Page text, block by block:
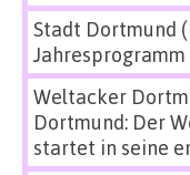
Stadt Dortmund
Weltacker
Dortmund: Der
startet in seine